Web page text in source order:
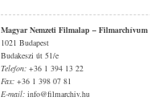
Magyar Nemzeti Filmalap –
1021 Budapest
Budakeszi út 51/e
Telefon: +36 1 394 13 22
Fax: +36 1 398 07 81
E-mail: info@filmarchiv.hu